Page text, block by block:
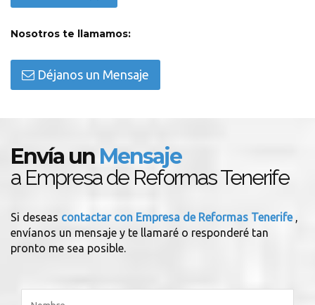
Nosotros te llamamos:
Déjanos un Mensaje
Envía un Mensaje
a Empresa de Reformas Tenerife
Si deseas contactar con Empresa de Reformas Tenerife ,
envíanos un mensaje y te llamaré o responderé tan
pronto me sea posible.